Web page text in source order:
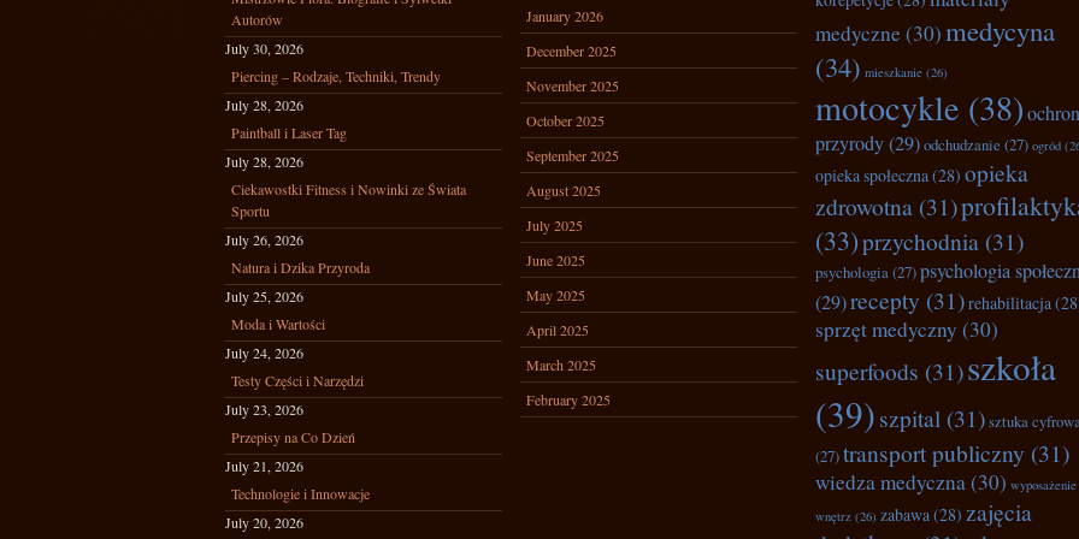
Autorów
July 30, 2026
Piercing – Rodzaje, Techniki, Trendy
July 28, 2026
Paintball i Laser Tag
July 28, 2026
Ciekawostki Fitness i Nowinki ze Świata
Sportu
July 26, 2026
Natura i Dzika Przyroda
July 25, 2026
Moda i Wartości
July 24, 2026
Testy Części i Narzędzi
July 23, 2026
Przepisy na Co Dzień
July 21, 2026
Technologie i Innowacje
July 20, 2026
January 2026
December 2025
November 2025
October 2025
September 2025
August 2025
July 2025
June 2025
May 2025
April 2025
March 2025
February 2025
medyczne (30)medycyna
(34) mieszkanie (26)
motocykle (38)
przyrody(29)odchudzanie (27) ogród
opieka społeczna(28) opieka
zdrowotna (31)
(33)przychodnia (31)
psychologia(27)psychologia
(29)recepty (31)rehabilitacja
sprzęt medyczny (30)
superfoods (31)szkoła
(39)szpital (31)sztuka
(27)transport publiczny (31)
wiedza medyczna(30) wyposażenie
wnętrz (26) zabawa(28) zajęcia